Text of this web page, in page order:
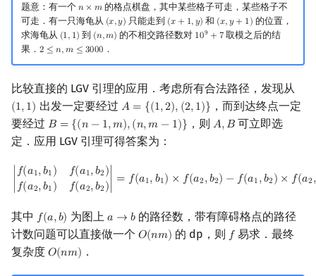
题意：有一个 𝑛 × 𝑚
n×m
的格点棋盘，其中某些格子可走，某些格子不
可走．有一只海龟从 (𝑥,𝑦)
(x,y) 只能走到 (𝑥 + 1,𝑦)
(x+ 1,y ) 和 (𝑥,𝑦+ 1)
(x,y+1)
的位置，
求海龟从 (1, 1)
(1,1 ) 到 (𝑛,𝑚)
(n,m) 的不相交路径数对 109 + 7
109 +7
取模之后的结
果． 2 ≤ 𝑛,𝑚 ≤ 3000
2≤n m≤3000 ．
比较直接的 LGV 引理的应用．考虑所有合法路径，发现从
(1,1)
(1,1 ) 出发一定要经过 𝐴 = {(1,2), (2,1)}
A= {(1 ,2),(2,1) }
，而到达终点一定
要经过 𝐵 = {(𝑛 − 1,𝑚),(𝑛,𝑚 − 1)}
B= {(n−1,m) (n,m− 1)} ，则𝐴,𝐵
A,B
可立即选
定．应用 LGV 引理可得答案为：
𝑓(𝑎1,𝑏1) 𝑓(𝑎1,𝑏2)
𝑓(𝑎2,𝑏1) 𝑓(𝑎2,𝑏2) = 𝑓(𝑎1,𝑏1) × 𝑓(𝑎2,𝑏2) − 𝑓(𝑎1,𝑏2) × 𝑓(𝑎2,
(a1,b1) f( b2)f(a2, a2 2 | 1,b × (a b2 a , ×f
其中 𝑓(𝑎,𝑏)
f(a,b) 为图上 𝑎 → 𝑏
a →b
的路径数，带有障碍格点的路径
计数问题可以直接做一个 𝑂(𝑛𝑚)
O(nm) 的 dp，则 𝑓
f 易求．最终
复杂度 𝑂(𝑛𝑚)
O(nm) ．